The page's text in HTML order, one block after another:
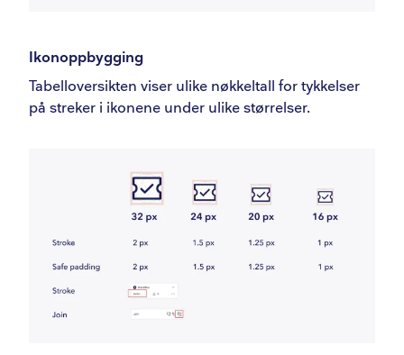
Ikonoppbygging
Tabelloversikten viser ulike nøkkeltall for tykkelser
på streker i ikonene under ulike størrelser.